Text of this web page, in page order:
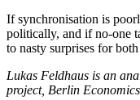
If synchronisation is
politically, and if no-one
to nasty surprises for both
Lukas Feldhaus is an
project, Berlin